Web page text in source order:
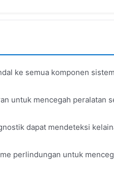
ke semua komponen sistem
untuk mencegah peralatan
dapat mendeteksi
perlindungan untuk